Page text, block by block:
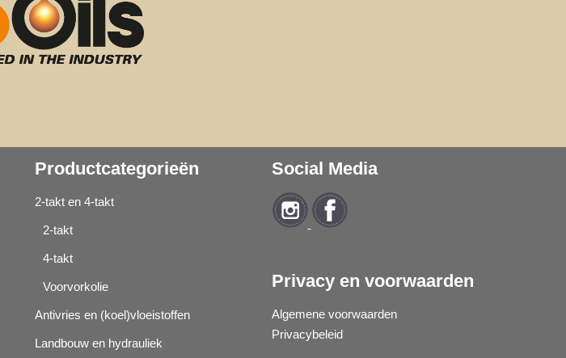
Productcategorieën
2-takt en 4-takt
2-takt
4-takt
Voorvorkolie
Antivries en (koel)vloeistoffen
Landbouw en hydrauliek
Social Media
Privacy en voorwaarden
Algemene voorwaarden
Privacybeleid